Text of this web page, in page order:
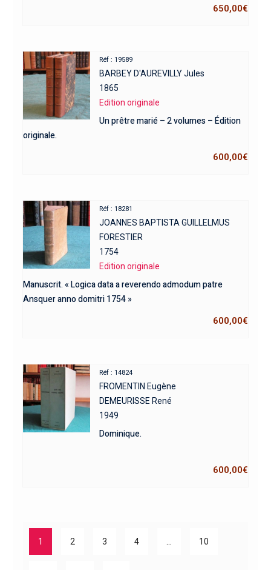
650,00€
Réf : 19589
BARBEY D'AUREVILLY Jules
1865
Edition originale
Un prêtre marié – 2 volumes – Édition
originale.
600,00€
Réf : 18281
JOANNES BAPTISTA GUILLELMUS
FORESTIER
1754
Edition originale
Manuscrit. « Logica data a reverendo admodum patre
Ansquer anno domitri 1754 »
600,00€
Réf : 14824
FROMENTIN Eugène
DEMEURISSE René
1949
Dominique.
600,00€
1 2 3 4 10